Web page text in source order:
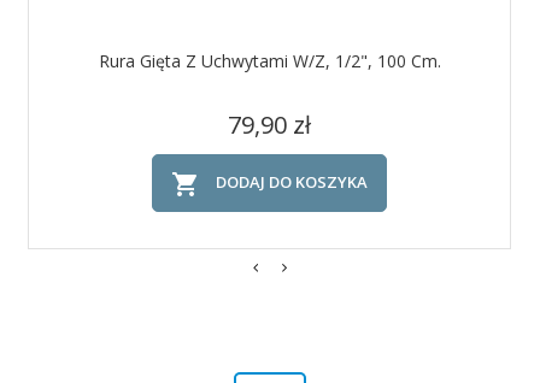
Rura Gięta Z Uchwytami W/z, 1/2", 100 Cm.
Cena
79,90 zł
 DODAJ DO KOSZYKA